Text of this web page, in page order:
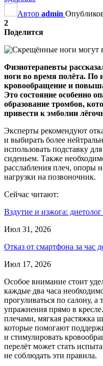
Автор admin
2
Поделится
Физиотерапевты
ноги во время полёта. По
кровообращение и
Это состояние особенно
образование тромбов,
привести к эмболии
Эксперты рекомендуют
и выбирать более
использовать подставку
сиденьем. Также
расслабления плеч, опоры
нагрузки на позвоночник.
Сейчас читают:
Вздутие и изжога:
Июл 31, 2026
Отказ от смартфона за час
Июл 17, 2026
Особое внимание стоит
каждые два часа
прогуливаться по салону,
упражнения прямо в
плечами, мягкая растяжка
которые помогают
и стимулировать
перелёт может стать
не соблюдать эти правила.